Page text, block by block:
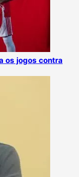
os jogos contra